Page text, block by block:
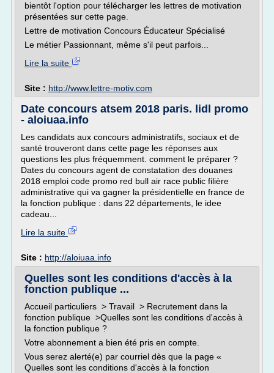
bientôt l'option pour télécharger les lettres de motivation
présentées sur cette page.
Lettre de motivation Concours Éducateur Spécialisé
Le métier Passionnant, même s'il peut parfois...
Lire la suite
Site : http://www.lettre-motiv.com
Date concours atsem 2018 paris. lidl promo
- aloiuaa.info
Les candidats aux concours administratifs, sociaux et de
santé trouveront dans cette page les réponses aux
questions les plus fréquemment. comment le préparer ?
Dates du concours agent de constatation des douanes
2018 emploi code promo red bull air race public filière
administrative qui va gagner la présidentielle en france de
la fonction publique : dans 22 départements, le idee
cadeau...
Lire la suite
Site : http://aloiuaa.info
Quelles sont les conditions d'accès à la
fonction publique ...
Accueil particuliers > Travail > Recrutement dans la
fonction publique >Quelles sont les conditions d'accès à
la fonction publique ?
Votre abonnement a bien été pris en compte.
Vous serez alerté(e) par courriel dès que la page «
Quelles sont les conditions d'accès à la fonction